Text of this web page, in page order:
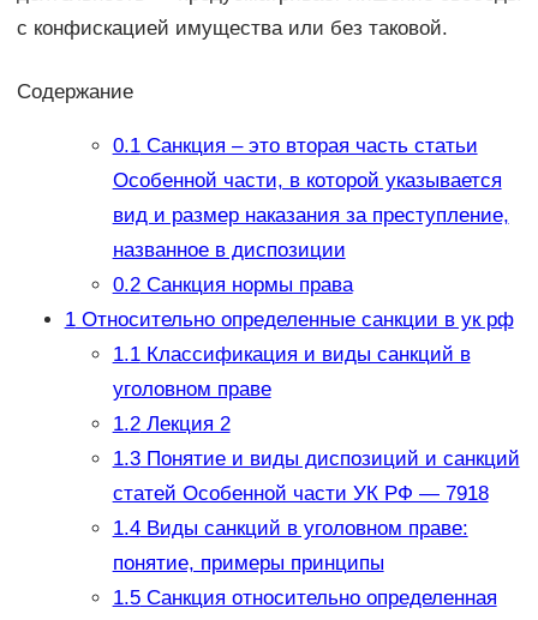
с кон­фискацией имущества или без таковой.
Содержание
0.1Санкция – это вторая часть статьи
Особенной части, в которой указывается
вид и размер наказания за преступление,
названное в диспозиции
0.2Санкция нормы права
1Относительно определенные санкции в ук рф
1.1Классификация и виды санкций в
уголовном праве
1.2Лекция 2
1.3Понятие и ви­ды диспозиций и санкций
статей Особенной части УК РФ — 7918
1.4Виды санкций в уголовном праве:
понятие, примеры принципы
1.5Санкция относительно определенная